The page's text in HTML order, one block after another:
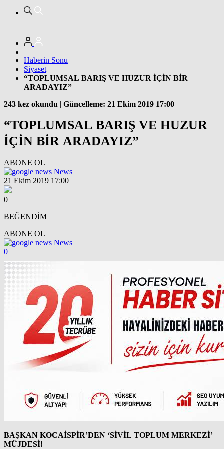
Haberin Sonu
Siyaset
“TOPLUMSAL BARIŞ VE HUZUR İÇİN BİR
ARADAYIZ”
243 kez okundu | Güncelleme: 21 Ekim 2019 17:00
“TOPLUMSAL BARIŞ VE HUZUR
İÇİN BİR ARADAYIZ”
ABONE OL
News
21 Ekim 2019 17:00
0
BEĞENDİM
ABONE OL
News
0
BAŞKAN KOCAİSPİR’DEN ‘SİVİL TOPLUM MERKEZİ’
MÜJDESİ!